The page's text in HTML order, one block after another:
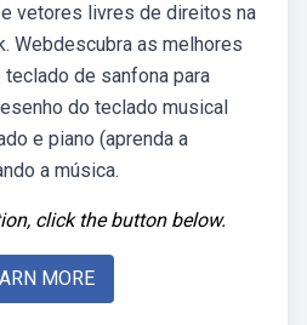
vetores livres de direitos na
Webdescubra as melhores
de sanfona para
do teclado musical
e piano (aprenda a
a música.
click the button below.
MORE